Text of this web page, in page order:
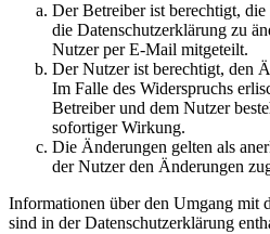
Der Betreiber ist berechtigt,
die Datenschutzerklärung zu
Nutzer per E-Mail mitgeteilt.
Der Nutzer ist berechtigt, den
Im Falle des Widerspruchs
Betreiber und dem Nutzer
sofortiger Wirkung.
Die Änderungen gelten als
der Nutzer den Änderungen
Informationen über den Umgang mit
sind in der Datenschutzerklärung